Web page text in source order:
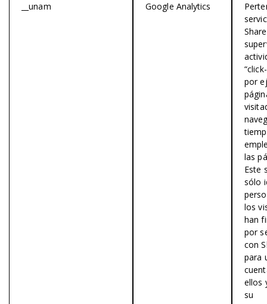
__unam
Google Analytics
por
las
Este
sólo
los
han
por
con
para
ellos
su